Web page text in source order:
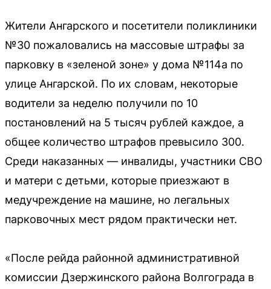
Жители Ангарского и посетители поликлиники
№30 пожаловались на массовые штрафы за
парковку в «зеленой зоне» у дома №114а по
улице Ангарской. По их словам, некоторые
водители за неделю получили по 10
постановлений на 5 тысяч рублей каждое, а
общее количество штрафов превысило 300.
Среди наказанных — инвалиды, участники СВО
и матери с детьми, которые приезжают в
медучреждение на машине, но легальных
парковочных мест рядом практически нет.
«После рейда районной административной
комиссии Дзержинского района Волгограда в